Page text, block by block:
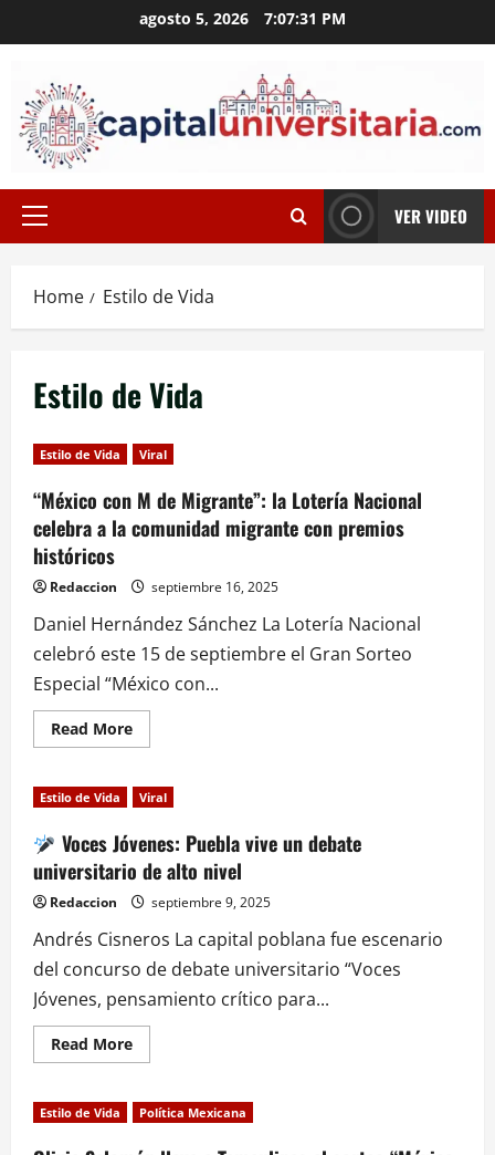
to
agosto 5, 2026 7:07:31 PM
Primary
VER VIDEO
Home Estilo de Vida
Estilo de Vida
Estilo de Vida Viral
“México con M de Migrante”: la Lotería Nacional
celebra a la comunidad migrante con premios
históricos
Redaccion septiembre 16, 2025
Daniel Hernández Sánchez La Lotería Nacional
celebró este 15 de septiembre el Gran Sorteo
Especial “México con...
Read MoreRead
more
con
M
Migrante”:
la
Lotería
Nacional
celebra
a
comunidad
migrante
con
premios
históricos
Estilo de Vida Viral
Voces Jóvenes: Puebla vive un debate
universitario de alto nivel
Redaccion septiembre 9, 2025
Andrés Cisneros La capital poblana fue escenario
del concurso de debate universitario “Voces
Jóvenes, pensamiento crítico para...
Read MoreRead
more
Voces
Jóvenes:
Estilo de Vida Política Mexicana